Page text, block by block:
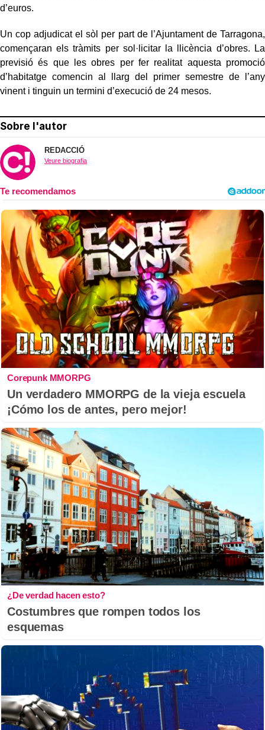
d’euros.
Un cop adjudicat el sòl per part de l’Ajuntament de Tarragona,
començaran els tràmits per sol·licitar la llicència d’obres. La
previsió és que les obres per fer realitat aquesta promoció
d’habitatge comencin al llarg del primer semestre de l’any
vinent i tinguin un termini d’execució de 24 mesos.
Sobre l'autor
REDACCIÓ
Veure biografia
Corepunk MMORPG
Un verdadero MMORPG de la vieja escuela
¡Cómo los de antes, pero mejor!
¿De verdad hacen esto?
Costumbres que rompen todos los
esquemas